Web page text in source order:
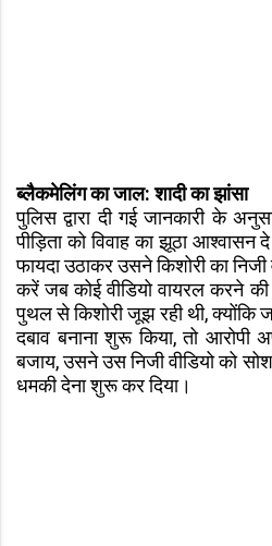
ब्लैकमेलिंग का जाल: शादी का झांसा
पुलिस द्वारा दी गई जानकारी के
पीड़िता को विवाह का झूठा आश्वासन
फायदा उठाकर उसने किशोरी का निजी
करें जब कोई वीडियो वायरल करने
पुथल से किशोरी जूझ रही थी, क्योंकि
दबाव बनाना शुरू किया, तो
बजाय, उसने उस निजी वीडियो को
धमकी देना शुरू कर दिया।